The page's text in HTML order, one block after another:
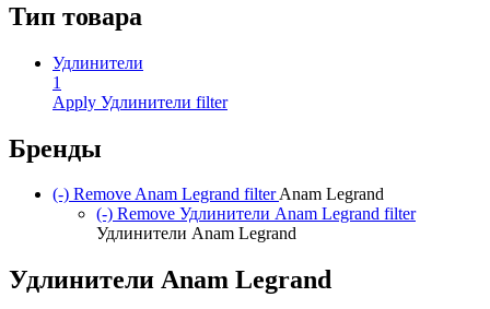
Тип товара
Удлинители
1
Apply Удлинители filter
Бренды
(-) Remove Anam Legrand filterAnam Legrand
(-) Remove Удлинители Anam Legrand filter
Удлинители Anam Legrand
Удлинители Anam Legrand